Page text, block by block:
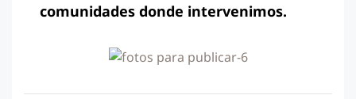
comunidades donde intervenimos.